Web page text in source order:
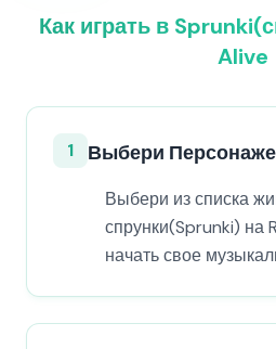
Как играть в
Alive
1 Выбери
Выбери из списка
спрунки(Sprunki) на
начать свое